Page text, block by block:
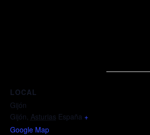
LOCAL
Gijón
Gijón, Asturias España +
Google Map